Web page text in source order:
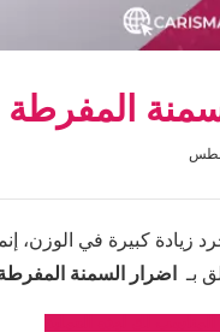
زيادة كبيرة في
بـ
اضرار السمنة